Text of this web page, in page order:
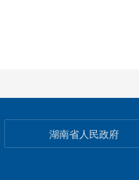
湖南省人民政府